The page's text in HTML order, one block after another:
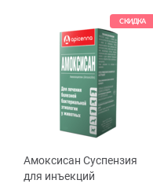
СКИДКА
Амоксисан Суспензия
для инъекций